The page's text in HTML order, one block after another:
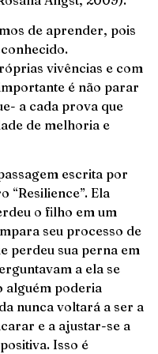
de aprender, pois
vivências e com
é não parar
a cada prova que
de melhoria e
escrita por
“Resilience”. Ela
o filho em um
seu processo de
perdeu sua perna em
a ela se
alguém poderia
nunca voltará a ser a
e a ajustar-se a
Isso é